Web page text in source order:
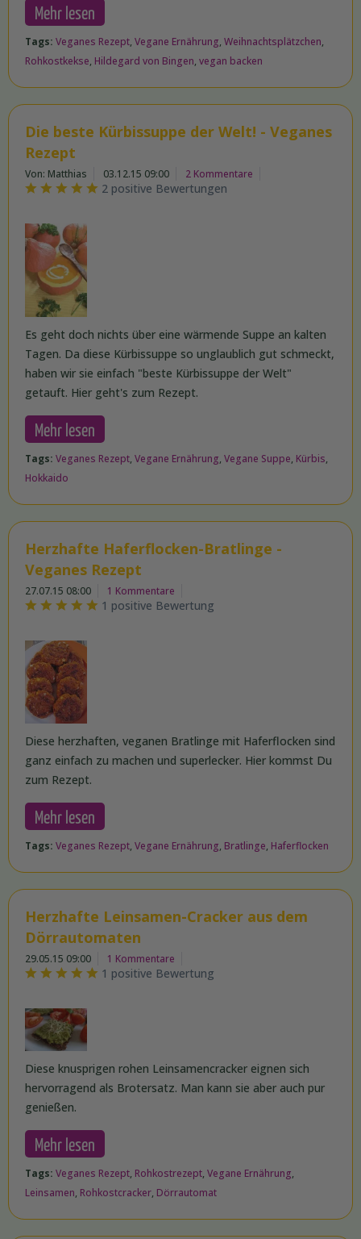
Mehr lesen
Tags: Veganes Rezept, Vegane Ernährung, Weihnachtsplätzchen,
Rohkostkekse, Hildegard von Bingen, vegan backen
Die beste Kürbissuppe der Welt! - Veganes
Rezept
Von: Matthias 03.12.15 09:00 2 Kommentare
2 positive Bewertungen
Es geht doch nichts über eine wärmende Suppe an kalten
Tagen. Da diese Kürbissuppe so unglaublich gut schmeckt,
haben wir sie einfach "beste Kürbissuppe der Welt"
getauft. Hier geht's zum Rezept.
Mehr lesen
Tags: Veganes Rezept, Vegane Ernährung, Vegane Suppe, Kürbis,
Hokkaido
Herzhafte Haferflocken-Bratlinge -
Veganes Rezept
27.07.15 08:00 1 Kommentare
1 positive Bewertung
Diese herzhaften, veganen Bratlinge mit Haferflocken sind
ganz einfach zu machen und superlecker. Hier kommst Du
zum Rezept.
Mehr lesen
Tags: Veganes Rezept, Vegane Ernährung, Bratlinge, Haferflocken
Herzhafte Leinsamen-Cracker aus dem
Dörrautomaten
29.05.15 09:00 1 Kommentare
1 positive Bewertung
Diese knusprigen rohen Leinsamencracker eignen sich
hervorragend als Brotersatz. Man kann sie aber auch pur
genießen.
Mehr lesen
Tags: Veganes Rezept, Rohkostrezept, Vegane Ernährung,
Leinsamen, Rohkostcracker, Dörrautomat